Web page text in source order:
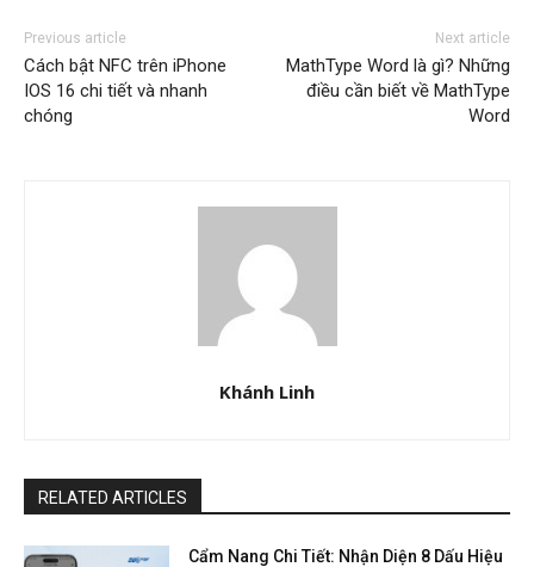
Previous article
Cách bật NFC trên iPhone
IOS 16 chi tiết và nhanh
chóng
Next article
MathType Word là gì? Những
điều cần biết về MathType
Word
Khánh Linh
RELATED ARTICLES
Cẩm Nang Chi Tiết: Nhận Diện 8 Dấu Hiệu